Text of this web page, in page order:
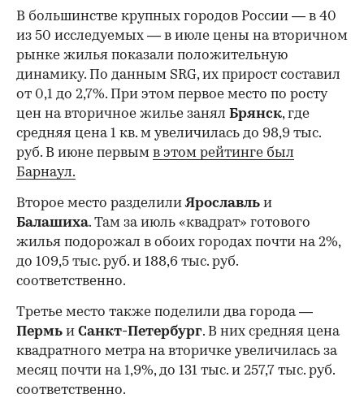
В большинстве крупных городов России — в 40
из 50 исследуемых — в июле цены на вторичном
рынке жилья показали положительную
динамику. По данным SRG, их прирост составил
от 0,1 до 2,7%. При этом первое место по росту
цен на вторичное жилье занял Брянск, где
средняя цена 1 кв. м увеличилась до 98,9 тыс.
руб. В июне первым в этом рейтинге был
Барнаул.
Второе место разделилиЯрославль и
Балашиха. Там за июль «квадрат» готового
жилья подорожал в обоих городах почти на 2%,
до 109,5 тыс. руб. и 188,6 тыс. руб.
соответственно.
Третье место также поделили два города —
Пермь и Санкт-Петербург. В них средняя цена
квадратного метра на вторичке увеличилась за
месяц почти на 1,9%, до 131 тыс. и 257,7 тыс. руб.
соответственно.